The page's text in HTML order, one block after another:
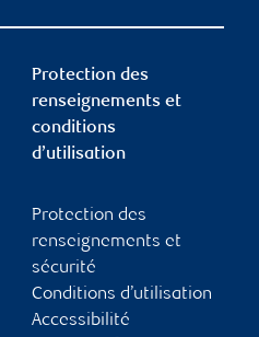
Protection des
renseignements et
conditions
d’utilisation
Protection des
renseignements et
sécurité
Conditions d’utilisation
Accessibilité